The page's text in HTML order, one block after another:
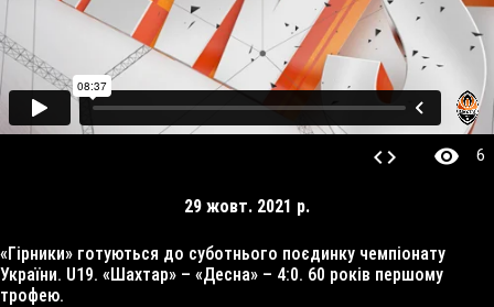
code visibility 6
29 жовт. 2021 р.
«Гірники» готуються до суботнього поєдинку чемпіонату
України. U19. «Шахтар» – «Десна» – 4:0. 60 років першому
трофею.